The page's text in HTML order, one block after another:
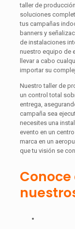
taller de
soluciones
tus campañas
banners y
de instalaciones
nuestro equipo de
llevar a cabo
importar su
Nuestro taller de
un control total
entrega,
campaña sea
necesites una
evento en un
marca en un
que tu visión se